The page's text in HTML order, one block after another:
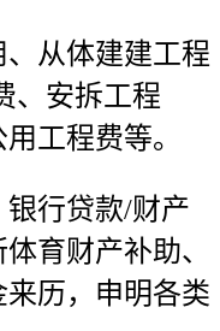
从体建建工程
、安拆工程
工程费等。
行贷款/财产
育财产补助、
历，申明各类